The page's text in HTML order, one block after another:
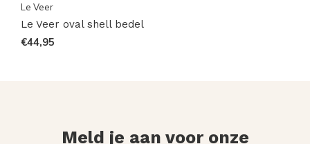
Le Veer
Le Veer oval shell bedel
€44,95
Meld je aan voor onze